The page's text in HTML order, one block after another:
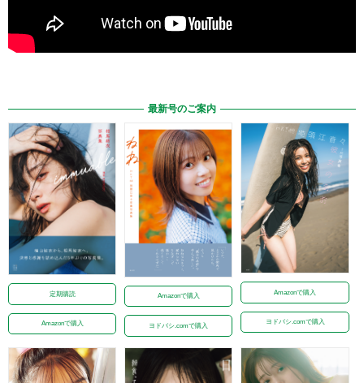
最新号のご案内
定期購読
Amazonで購入
Amazonで購入
ヨドバシ.comで購入
Amazonで購入
ヨドバシ.comで購入